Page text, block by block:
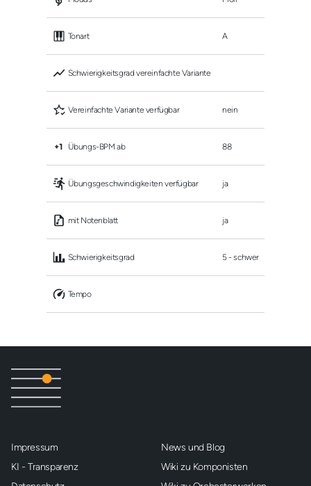
Tonart A
Schwierigkeitsgrad vereinfachte Variante
Vereinfachte Variante verfügbar nein
Übungs-BPM ab 88
Übungsgeschwindigkeiten verfügbar ja
mit Notenblatt ja
Schwierigkeitsgrad 5 - schwer
Tempo
Impressum
KI - Transparenz
News und Blog
Wiki zu Komponisten